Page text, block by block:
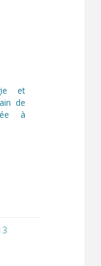
et
de
à